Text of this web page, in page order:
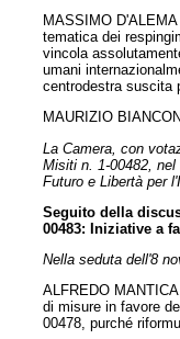
MASSIMO
tematica dei
vincola
umani
centrodestra suscita
MAURIZIO
La Camera, con
Misiti n. 1-00482,
Futuro e Libertà per
Seguito della
00483: Iniziative a
Nella seduta dell'8
ALFREDO
di misure in favore
00478, purché